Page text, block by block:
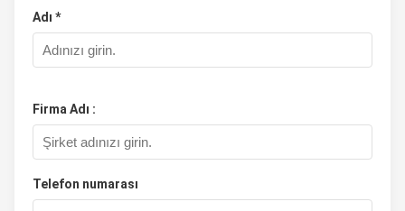
Adı *
Firma Adı :
Telefon numarası